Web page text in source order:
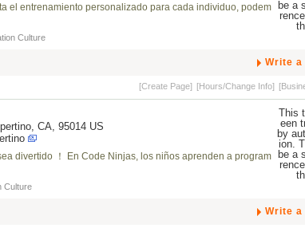
el entrenamiento personalizado para cada individuo, podem
Culture
Write
[Create Page] [Hours/Change Info]
CA, 95014 US
divertido ！ En Code Ninjas, los niños aprenden a program
Culture
Write